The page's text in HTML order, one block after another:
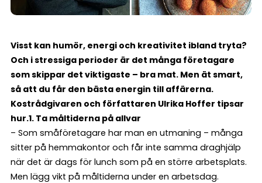
Visst kan humör, energi och kreativitet ibland tryta?
Och i stressiga perioder är det många företagare
som skippar det viktigaste – bra mat. Men ät smart,
så att du får den bästa energin till affärerna.
Kostrådgivaren och författaren Ulrika Hoffer tipsar
hur.1. Ta måltiderna på allvar
– Som småföretagare har man en utmaning – många
sitter på hemmakontor och får inte samma draghjälp
när det är dags för lunch som på en större arbetsplats.
Men lägg vikt på måltiderna under en arbetsdag.